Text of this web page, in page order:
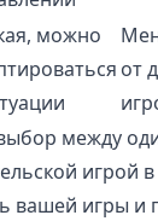
можно
от
между
игрой в
вашей игры и